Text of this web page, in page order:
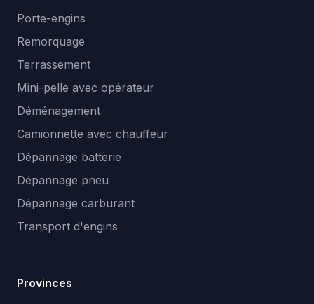
Porte-engins
Remorquage
Terrassement
Mini-pelle avec opérateur
Déménagement
Camionnette avec chauffeur
Dépannage batterie
Dépannage pneu
Dépannage carburant
Transport d'engins
Provinces